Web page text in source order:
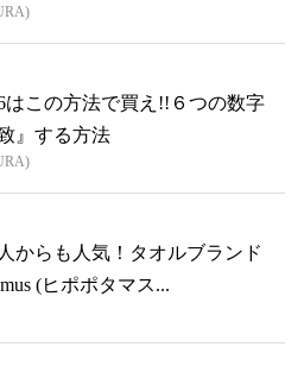
はこの方法で買え!!６つの数字
』する方法
からも人気！タオルブランド
(ヒポポタマス...